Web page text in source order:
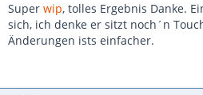
Super wip, tolles Ergebnis Danke.
sich, ich denke er sitzt noch´n
Änderungen ists einfacher.